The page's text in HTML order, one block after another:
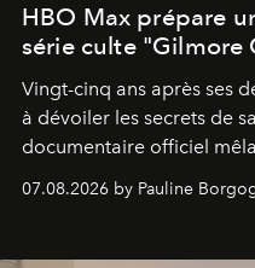
HBO Max prépare
série culte "Gilmore
Vingt-cinq ans après ses
à dévoiler les secrets de
documentaire officiel
générationnel.
07.08.2026 by Pauline